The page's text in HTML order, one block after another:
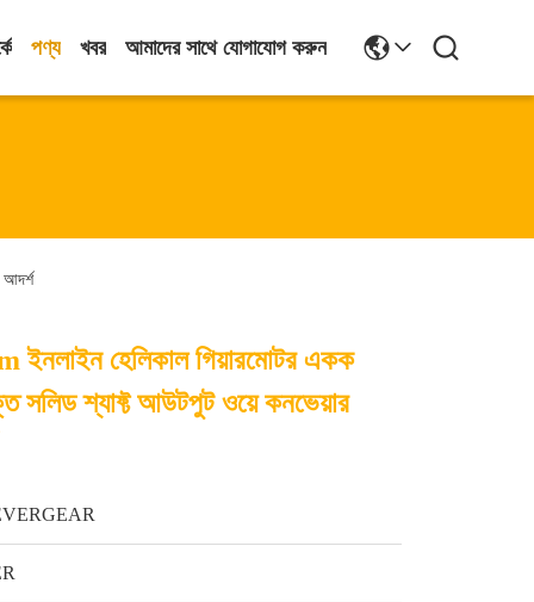
পণ্য খবর আমাদের সাথে যোগাযোগ করুন
আদর্শ
ইনলাইন হেলিকাল গিয়ারমোটর একক
সলিড শ্যাফ্ট আউটপুট ওয়ে কনভেয়ার